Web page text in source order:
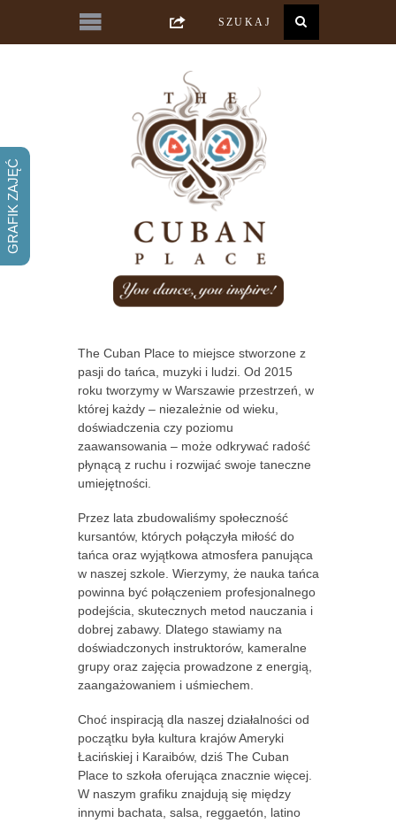
The Cuban Place to miejsce stworzone z
pasji do tańca, muzyki i ludzi. Od 2015
roku tworzymy w Warszawie przestrzeń, w
której każdy – niezależnie od wieku,
doświadczenia czy poziomu
zaawansowania – może odkrywać radość
płynącą z ruchu i rozwijać swoje taneczne
umiejętności.
Przez lata zbudowaliśmy społeczność
kursantów, których połączyła miłość do
tańca oraz wyjątkowa atmosfera panująca
w naszej szkole. Wierzymy, że nauka tańca
powinna być połączeniem profesjonalnego
podejścia, skutecznych metod nauczania i
dobrej zabawy. Dlatego stawiamy na
doświadczonych instruktorów, kameralne
grupy oraz zajęcia prowadzone z energią,
zaangażowaniem i uśmiechem.
Choć inspiracją dla naszej działalności od
początku była kultura krajów Ameryki
Łacińskiej i Karaibów, dziś The Cuban
Place to szkoła oferująca znacznie więcej.
W naszym grafiku znajdują się między
innymi bachata, salsa, reggaetón, latino
GRAFIK ZAJĘĆ